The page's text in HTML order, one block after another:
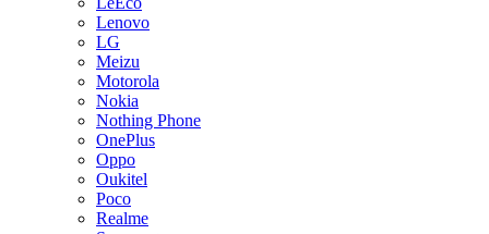
Lenovo
LG
Meizu
Motorola
Nokia
Nothing Phone
OnePlus
Oppo
Oukitel
Poco
Realme